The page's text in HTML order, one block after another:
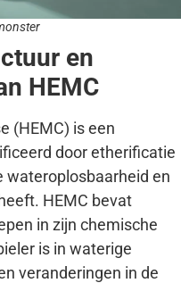
en
HEMC
(HEMC) is een
door etherificatie
wateroplosbaarheid en
HEMC bevat
in zijn chemische
is in waterige
veranderingen in de